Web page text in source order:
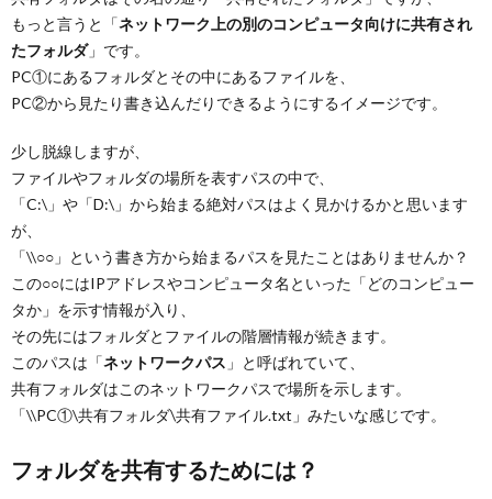
もっと言うと「ネットワーク上の別のコンピュータ向けに共有され
たフォルダ」です。
PC①にあるフォルダとその中にあるファイルを、
PC②から見たり書き込んだりできるようにするイメージです。
少し脱線しますが、
ファイルやフォルダの場所を表すパスの中で、
「C:\」や「D:\」から始まる絶対パスはよく見かけるかと思います
が、
「\\○○」という書き方から始まるパスを見たことはありませんか？
この○○にはIPアドレスやコンピュータ名といった「どのコンピュー
タか」を示す情報が入り、
その先にはフォルダとファイルの階層情報が続きます。
このパスは「ネットワークパス 」と呼ばれていて、
共有フォルダはこのネットワークパスで場所を示します。
「\\PC①\共有フォルダ\共有ファイル.txt」みたいな感じです。
フォルダを共有するためには？